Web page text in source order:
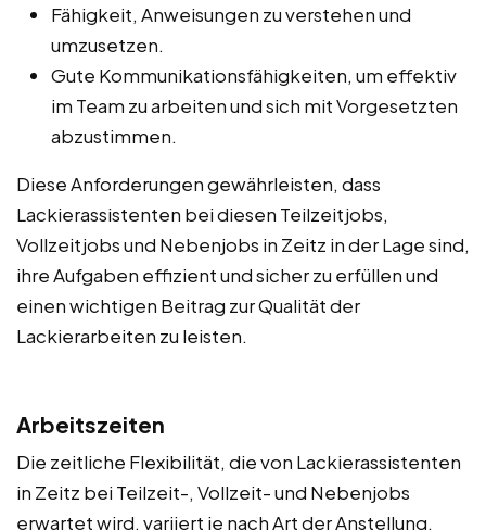
Fähigkeit, Anweisungen zu verstehen und
umzusetzen.
Gute Kommunikationsfähigkeiten, um effektiv
im Team zu arbeiten und sich mit Vorgesetzten
abzustimmen.
Diese Anforderungen gewährleisten, dass
Lackierassistenten bei diesen Teilzeitjobs,
Vollzeitjobs und Nebenjobs in Zeitz in der Lage sind,
ihre Aufgaben effizient und sicher zu erfüllen und
einen wichtigen Beitrag zur Qualität der
Lackierarbeiten zu leisten.
Arbeitszeiten
Die zeitliche Flexibilität, die von Lackierassistenten
in Zeitz bei Teilzeit-, Vollzeit- und Nebenjobs
erwartet wird, variiert je nach Art der Anstellung.